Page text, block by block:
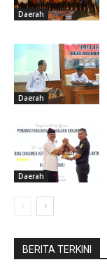
Daerah
Daerah
Daerah
BERITA TERKINI